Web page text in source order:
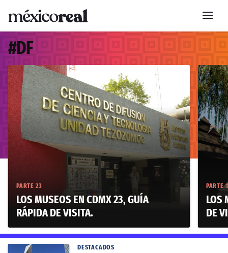
#DF
PARTE 23
LOS MUSEOS EN CDMX 23, GUÍA
RÁPIDA DE VISITA.
PARTE
LOS
DE
DESTACADOS